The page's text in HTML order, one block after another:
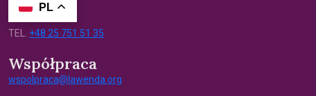
PL
TEL. +48 25 751 51 35
Współpraca
wspolpraca@lawenda.org